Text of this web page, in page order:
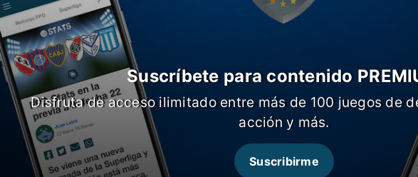
Suscríbete para contenido
Disfruta de acceso ilimitado entre más de 100 juegos de
acción y más.
Suscribirme